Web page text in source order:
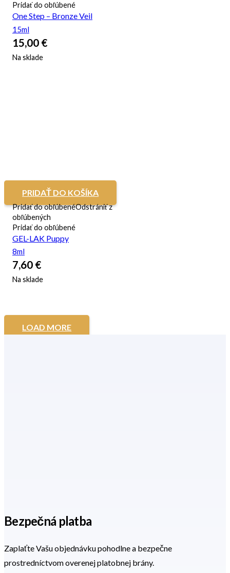
Pridať do obľúbené
One Step – Bronze Veil
15ml
15,00 €
Na sklade
PRIDAŤ DO KOŠÍKA
Pridať do obľúbenéOdstrániť z
obľúbených
Pridať do obľúbené
GEL-LAK Puppy
8ml
7,60 €
Na sklade
LOAD MORE
Bezpečná platba
Zaplaťte Vašu objednávku pohodlne a bezpečne
prostredníctvom overenej platobnej brány.